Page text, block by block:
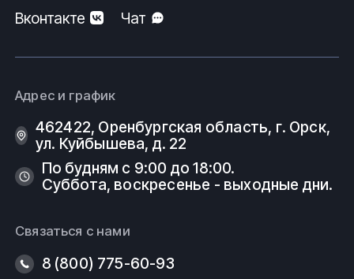
Вконтакте
Чат
Адрес и график
462422, Оренбургская область, г. Орск,
ул. Куйбышева, д. 22
По будням с 9:00 до 18:00.
Суббота, воскресенье - выходные дни.
Связаться с нами
8 (800) 775-60-93